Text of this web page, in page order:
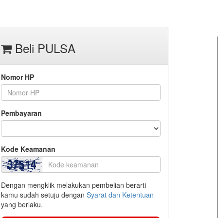
Beli PULSA
Nomor HP
Pembayaran
Kode Keamanan
Dengan mengklik melakukan pembelian berarti
kamu sudah setuju dengan Syarat dan Ketentuan
yang berlaku.